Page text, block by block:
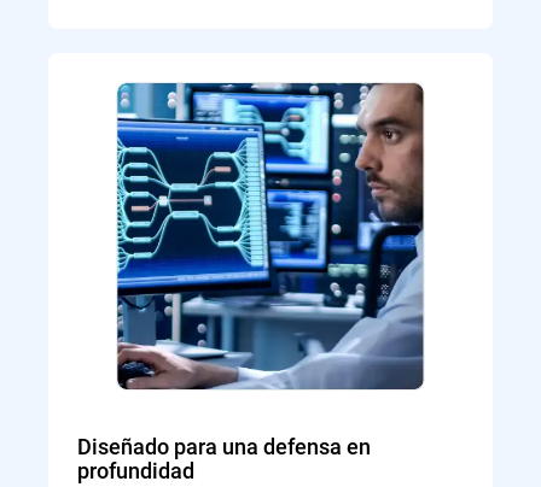
Diseñado para una defensa en
profundidad